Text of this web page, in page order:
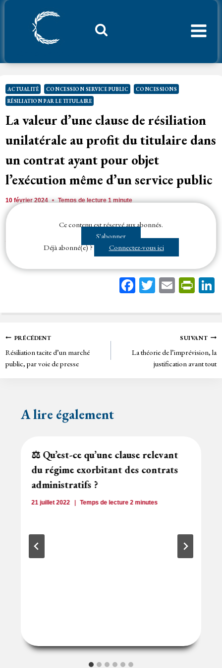
Aller
ACTUALITÉ CONCESSION SERVICE PUBLIC
CONCESSIONS
RÉSILIATION PAR LE TITULAIRE
La valeur d’une clause de résiliation
unilatérale au profit du titulaire dans
un contrat ayant pour objet
l’exécution même d’un service public
10 février 2024 Temps de lecture1minute
Bien que la liberté contractuelle reconnue aux parties à un
leur donne la possibilité de régir, par...
Ce contenu est réservé aux abonnés.
S'abonner
Déjà abonné(e) ?
Connectez-vous ici
Fa
bo
T
tt
E
ail
Pr
tF
rie
n
dl
Navigation
de
PRÉCÉDENT
Résiliation tacite d’un marché
public, par voie de presse
SUIVANT
La théorie de l’imprévision, la
justification avant tout
A lire également
⚖️ Qu’est-ce qu’une clause relevant
du régime exorbitant des contrats
administratifs ?
21 juillet 2022 Temps de lecture 2minutes